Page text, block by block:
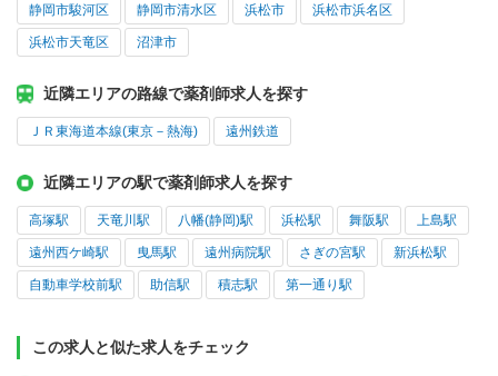
静岡市駿河区 静岡市清水区 浜松市 浜松市浜名区
浜松市天竜区 沼津市
近隣エリアの路線で薬剤師求人を探す
ＪＲ東海道本線(東京－熱海) 遠州鉄道
近隣エリアの駅で薬剤師求人を探す
高塚駅 天竜川駅 八幡(静岡)駅 浜松駅 舞阪駅 上島駅
遠州西ケ崎駅 曳馬駅 遠州病院駅 さぎの宮駅 新浜松駅
自動車学校前駅 助信駅 積志駅 第一通り駅
この求人と似た求人をチェック